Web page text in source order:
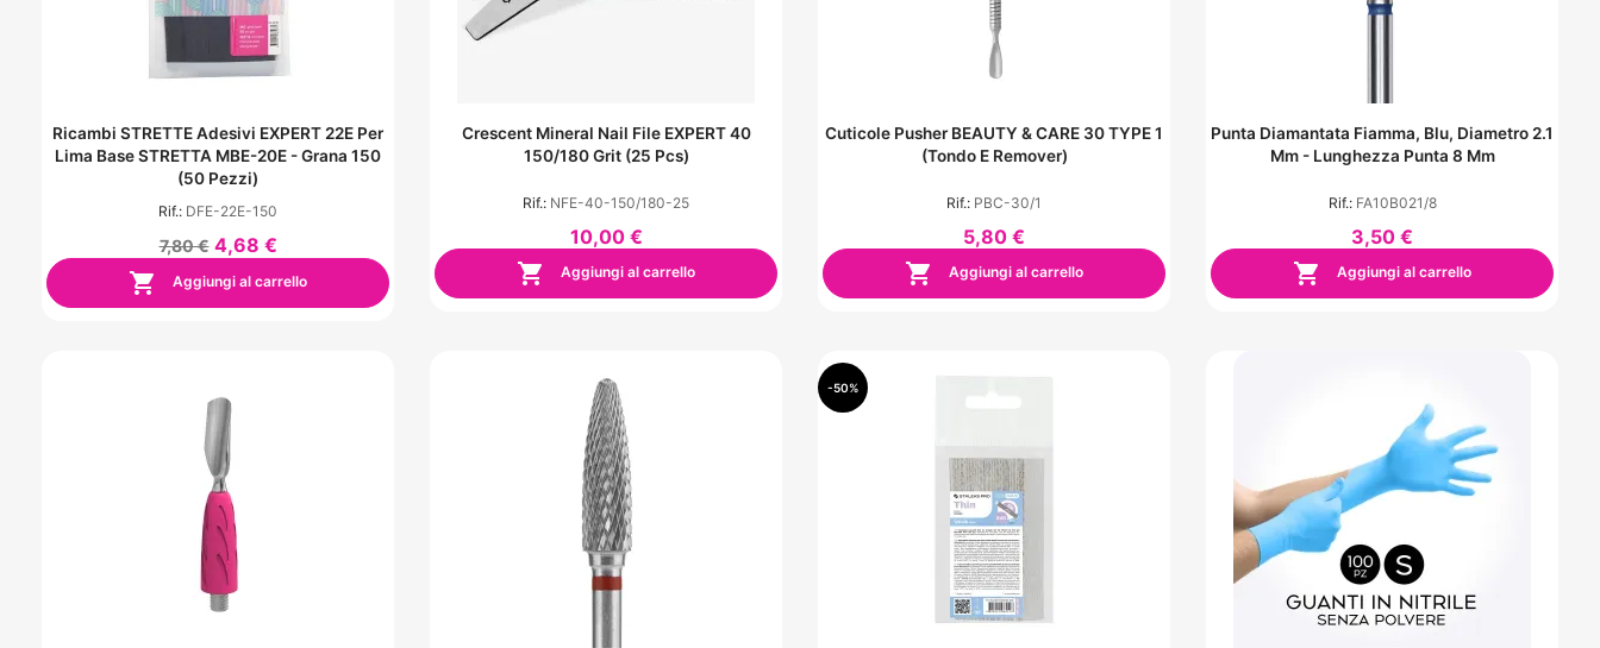
Ricambi STRETTE Adesivi EXPERT 22E Per
Lima Base STRETTA MBE-20E - Grana 150
(50 Pezzi)
Rif.: DFE-22E-150
7,80 € 4,68 €
 Aggiungi al carrello
Crescent Mineral Nail File EXPERT 40
150/180 Grit (25 Pcs)
Rif.: NFE-40-150/180-25
10,00 €
 Aggiungi al carrello
Cuticole Pusher BEAUTY & CARE 30 TYPE 1
(tondo E Remover)
Rif.: PBC-30/1
5,80 €
 Aggiungi al carrello
Punta Diamantata Fiamma, Blu, Diametro 2.1
Mm - Lunghezza Punta 8 Mm
Rif.: FA10B021/8
3,50 €
 Aggiungi al carrello
-50%